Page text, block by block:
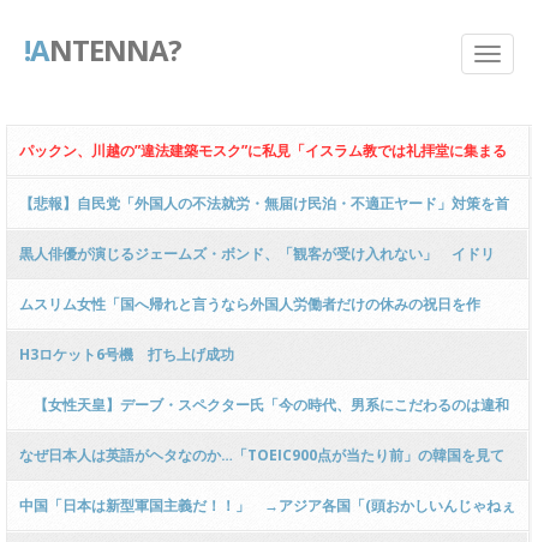
!ANTENNA?
パックン、川越の”違法建築モスク”に私見「イスラム教では礼拝堂に集まる
のが義務」 当事者の気持ち代弁に物議
【悲報】自民党「外国人の不法就労・無届け民泊・不適正ヤード」対策を首
相に提言 → ﾈｯﾄ「マッチポンプ！」「外国人大量受け入れの流れ作ったのは
誰？」」
黒人俳優が演じるジェームズ・ボンド、「観客が受け入れない」 イドリ
ス・エルバが見解
ムスリム女性「国へ帰れと言うなら外国人労働者だけの休みの祝日を作
れ！」「外国人がいない日本がどうなるのか…？無理なら感謝と敬意を払
え！」ｗｗｗｗｗｗｗｗｗｗｗｗ
H3ロケット6号機 打ち上げ成功
【女性天皇】デーブ・スペクター氏「今の時代、男系にこだわるのは違和
感ある！意識調査で国民の論調は出ている！」ｗｗｗｗｗｗｗｗｗｗｗｗｗ
ｗｗｗｗｗｗｗ
なぜ日本人は英語がヘタなのか…「TOEIC900点が当たり前」の韓国を見て
わかった外国語習得に最も必要な要素 ショーン川上
中国「日本は新型軍国主義だ！！」 →アジア各国「(頭おかしいんじゃねぇ